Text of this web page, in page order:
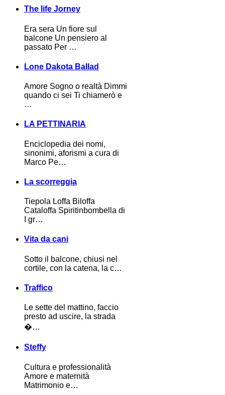
The life Jorney
Era sera Un fiore sul
balcone Un pensiero al
passato Per …
Lone Dakota Ballad
Amore Sogno o realtà Dimmi
quando ci sei Ti chiamerò e
…
LA PETTINARIA
Enciclopedia dei nomi,
sinonimi, aforismi a cura di
Marco Pe…
La scorreggia
Tiepola Loffa Biloffa
Cataloffa Spiritinbombella di
I gr…
Vita da cani
Sotto il balcone, chiusi nel
cortile, con la catena, la c…
Traffico
Le sette del mattino, faccio
presto ad uscire, la strada
�…
Steffy
Cultura e professionalità
Amore e maternità
Matrimonio e…